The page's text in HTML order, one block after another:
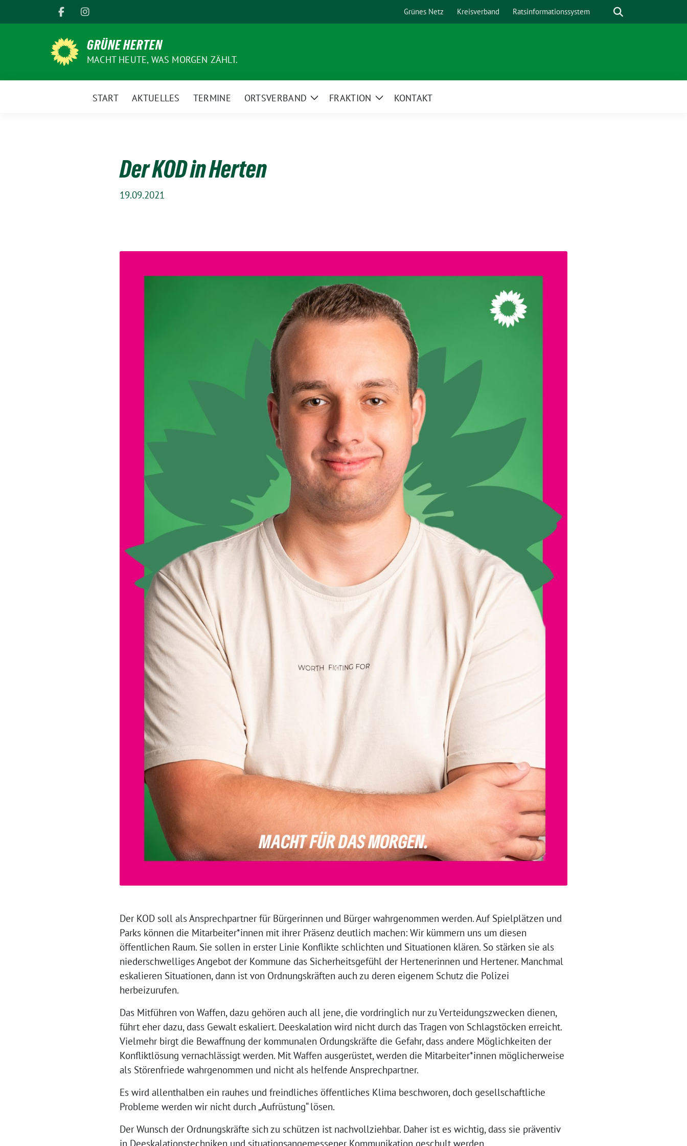
zum
Grünes Netz Kreisverband Ratsinformationssystem Suche
GRÜNE HERTEN
MACHT HEUTE, WAS MORGEN ZÄHLT.
START AKTUELLES TERMINE ORTSVERBAND
ZeigeFRAKTION
ZeigeKONTAKT
Der KOD in Herten
19.09.2021
Der KOD soll als Ansprechpartner für Bürgerinnen und Bürger wahrgenommen werden. Auf Spielplätzen und
Parks können die Mitarbeiter*innen mit ihrer Präsenz deutlich machen: Wir kümmern uns um diesen
öffentlichen Raum. Sie sollen in erster Linie Konflikte schlichten und Situationen klären. So stärken sie als
niederschwelliges Angebot der Kommune das Sicherheitsgefühl der Hertenerinnen und Hertener. Manchmal
eskalieren Situationen, dann ist von Ordnungskräften auch zu deren eigenem Schutz die Polizei
herbeizurufen.
Das Mitführen von Waffen, dazu gehören auch all jene, die vordringlich nur zu Verteidungszwecken dienen,
führt eher dazu, dass Gewalt eskaliert. Deeskalation wird nicht durch das Tragen von Schlagstöcken erreicht.
Vielmehr birgt die Bewaffnung der kommunalen Ordungskräfte die Gefahr, dass andere Möglichkeiten der
Konfliktlösung vernachlässigt werden. Mit Waffen ausgerüstet, werden die Mitarbeiter*innen möglicherweise
als Störenfriede wahrgenommen und nicht als helfende Ansprechpartner.
Es wird allenthalben ein rauhes und freindliches öffentliches Klima beschworen, doch gesellschaftliche
Probleme werden wir nicht durch „Aufrüstung“ lösen.
Der Wunsch der Ordnungskräfte sich zu schützen ist nachvollziehbar. Daher ist es wichtig, dass sie präventiv
in Deeskalationstechniken und situationsangemessener Kommunikation geschult werden.